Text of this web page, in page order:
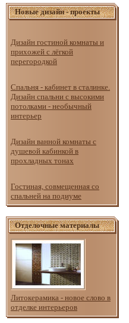
Новые дизайн - проекты
Дизайн гостиной комнаты и
прихожей с лёгкой
перегородкой
Спальня - кабинет в сталинке.
Дизайн спальни с высокими
потолками - необычный
интерьер
Дизайн ванной комнаты с
душевой кабинкой в
прохладных тонах
Гостиная, совмещенная со
спальней на подиуме
Отделочные материалы
Литокерамика - новое слово в
отделке интерьеров